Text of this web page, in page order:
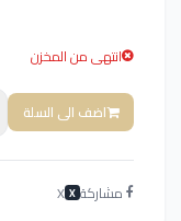
انتهى من المخزن
اضف الى السلة
مشاركة X
X